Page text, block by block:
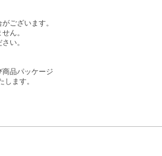
ございます。
ん。
い。
品パッケージ
ます。